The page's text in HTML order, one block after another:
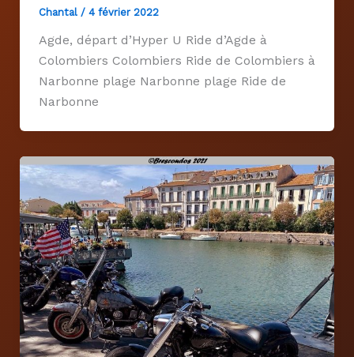
Chantal / 4 février 2022
Agde, départ d’Hyper U Ride d’Agde à
Colombiers Colombiers Ride de Colombiers à
Narbonne plage Narbonne plage Ride de
Narbonne